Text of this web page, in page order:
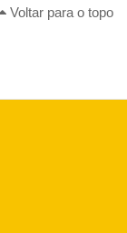
Voltar para o topo